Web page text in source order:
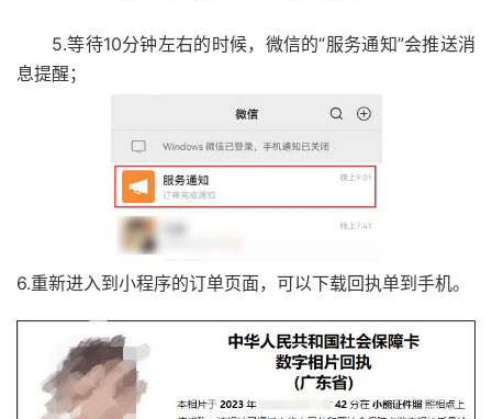
5.等待10分钟左右的时候，微信的“服务通知”会推送消
息提醒；
6.重新进入到小程序的订单页面，可以下载回执单到手机。